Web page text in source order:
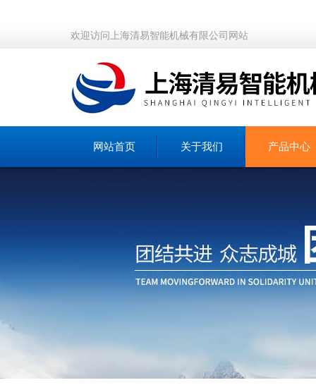
欢迎访问上海清易智能机械有限公司网站
网站首页 关于我们 产品中心